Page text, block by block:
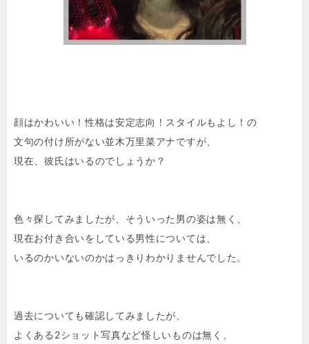
顔はかわいい！性格は安定志向！スタイルもよし！の
文句の付け所がない並木万里菜アナですが、
現在、彼氏はいるのでしょうか？
色々探してみましたが、そういった男の姿は無く、
現在お付き合いをしている男性については、
いるのかいないのかはっきりわかりませんでした。
過去についても確認してみましたが、
よくある2ショット写真など怪しいものは無く、